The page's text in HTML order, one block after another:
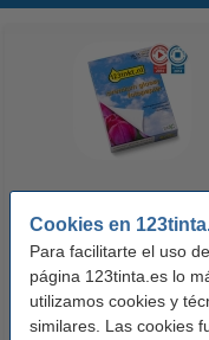
Cookies en
Para facilitarte el uso
página 123tinta.es lo
utilizamos cookies y
similares. Las cookies
123tinta Papel fotográfico
10,50 € Incl. 21% IVA